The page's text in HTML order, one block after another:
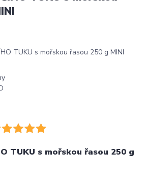
TUKU s mořskou řasou 250 g